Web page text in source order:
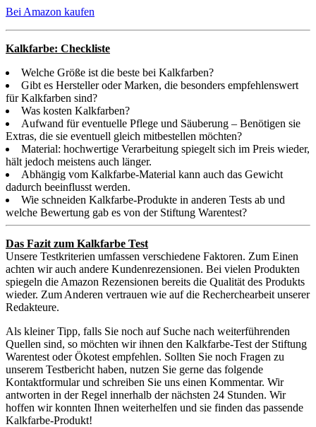
Bei Amazon kaufen
Kalkfarbe: Checkliste
Welche Größe ist die beste bei Kalkfarben?
Gibt es Hersteller oder Marken, die besonders empfehlenswert
für Kalkfarben sind?
Was kosten Kalkfarben?
Aufwand für eventuelle Pflege und Säuberung – Benötigen sie
Extras, die sie eventuell gleich mitbestellen möchten?
Material: hochwertige Verarbeitung spiegelt sich im Preis wieder,
hält jedoch meistens auch länger.
Abhängig vom Kalkfarbe-Material kann auch das Gewicht
dadurch beeinflusst werden.
Wie schneiden Kalkfarbe-Produkte in anderen Tests ab und
welche Bewertung gab es von der Stiftung Warentest?
Das Fazit zum Kalkfarbe Test
Unsere Testkriterien umfassen verschiedene Faktoren. Zum Einen
achten wir auch andere Kundenrezensionen. Bei vielen Produkten
spiegeln die Amazon Rezensionen bereits die Qualität des Produkts
wieder. Zum Anderen vertrauen wie auf die Recherchearbeit unserer
Redakteure.
Als kleiner Tipp, falls Sie noch auf Suche nach weiterführenden
Quellen sind, so möchten wir ihnen den Kalkfarbe-Test der Stiftung
Warentest oder Ökotest empfehlen. Sollten Sie noch Fragen zu
unserem Testbericht haben, nutzen Sie gerne das folgende
Kontaktformular und schreiben Sie uns einen Kommentar. Wir
antworten in der Regel innerhalb der nächsten 24 Stunden. Wir
hoffen wir konnten Ihnen weiterhelfen und sie finden das passende
Kalkfarbe-Produkt!